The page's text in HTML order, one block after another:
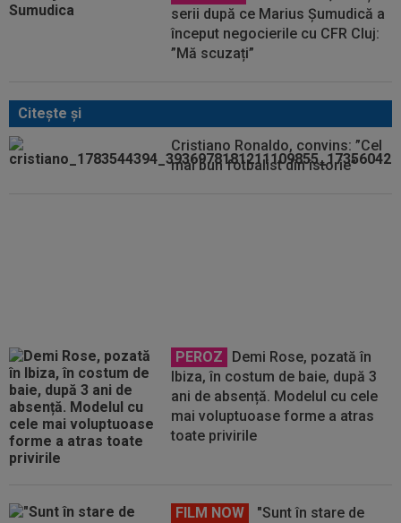
serii după ce Marius Șumudică a
început negocierile cu CFR Cluj:
”Mă scuzați”
Citeşte şi
Cristiano Ronaldo, convins: ”Cel
mai bun fotbalist din istorie”
PEROZ
Demi Rose, pozată în
Ibiza, în costum de baie, după 3
ani de absență. Modelul cu cele
mai voluptuoase forme a atras
toate privirile
FILM NOW
"Sunt în stare de